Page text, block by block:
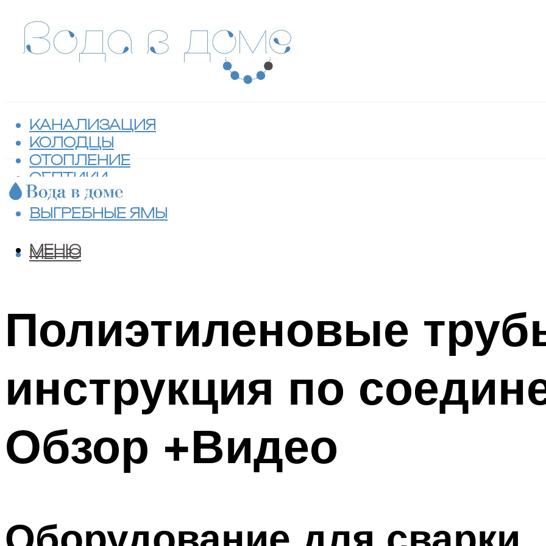
КАНАЛИЗАЦИЯ
КОЛОДЦЫ
ОТОПЛЕНИЕ
СЕПТИКИ
ТУАЛЕТЫ
ВЫГРЕБНЫЕ ЯМЫ
МЕНЮ
МЕНЮ
Полиэтиленовые
инструкция по
Обзор +Видео